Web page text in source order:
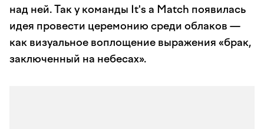
над ней. Так у команды It's a Match появилась
идея провести церемонию среди облаков —
как визуальное воплощение выражения «брак,
заключенный на небесах».